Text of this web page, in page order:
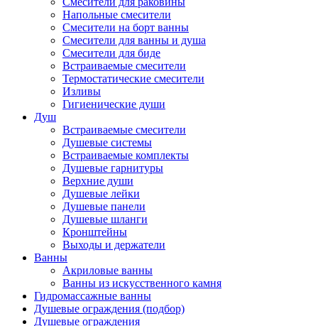
Напольные смесители
Смесители на борт ванны
Смесители для ванны и душа
Смесители для биде
Встраиваемые смесители
Термостатические смесители
Изливы
Гигиенические души
Душ
Встраиваемые смесители
Душевые системы
Встраиваемые комплекты
Душевые гарнитуры
Верхние души
Душевые лейки
Душевые панели
Душевые шланги
Кронштейны
Выходы и держатели
Ванны
Акриловые ванны
Ванны из искусственного камня
Гидромассажные ванны
Душевые ограждения (подбор)
Душевые ограждения